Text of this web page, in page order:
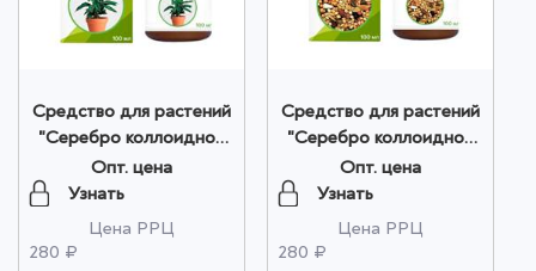
Средство для растений
"Серебро коллоидное
концентрат" Полив и
опрыскивание, 100 мл
Опт. цена
Узнать
Цена РРЦ
280 ₽
Средство для растений
"Серебро коллоидное
концентрат"
Замачивания семян, 100
Опт. цена
Узнать
Цена РРЦ
280 ₽